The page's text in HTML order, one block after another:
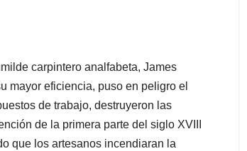
carpintero analfabeta, James
mayor eficiencia, puso en peligro el
de trabajo, destruyeron las
de la primera parte del siglo XVIII
que los artesanos incendiaran la